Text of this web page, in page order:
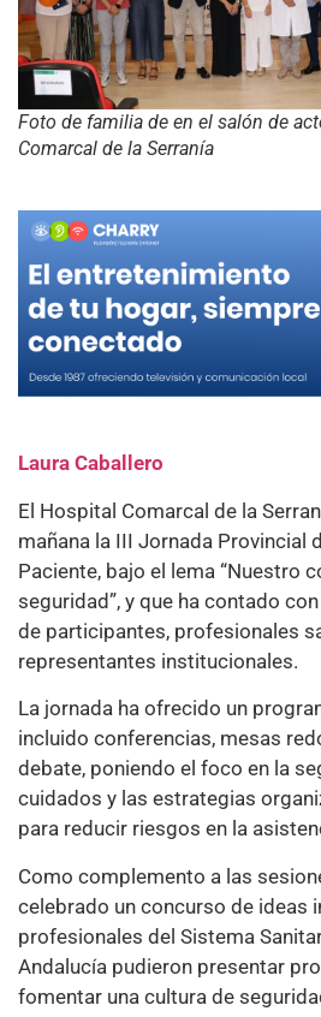
Foto de familia de en el salón de
Comarcal de la Serranía
Laura Caballero
El Hospital Comarcal de la
mañana la III Jornada Provincial
Paciente, bajo el lema “Nuestro
seguridad”, y que ha contado
de participantes, profesionales
representantes institucionales.
La jornada ha ofrecido un
incluido conferencias, mesas
debate, poniendo el foco en la
cuidados y las estrategias
para reducir riesgos en la
Como complemento a las
celebrado un concurso de ideas
profesionales del Sistema
Andalucía pudieron presentar
fomentar una cultura de